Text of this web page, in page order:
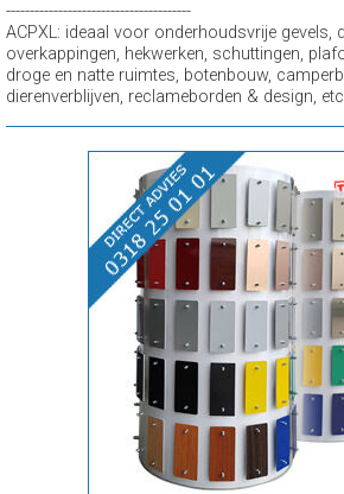
---------------------------------------
ACPXL: ideaal voor onderhoudsvrije gevels,
overkappingen, hekwerken, schuttingen,
droge en natte ruimtes, botenbouw,
dierenverblijven, reclameborden & design,